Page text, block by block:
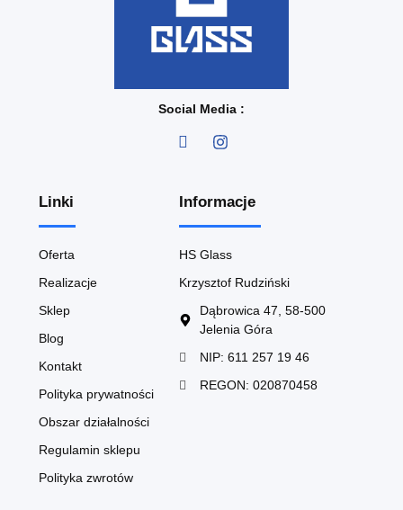
Social Media :
Linki
Oferta
Realizacje
Sklep
Blog
Kontakt
Polityka prywatności
Obszar działalności
Regulamin sklepu
Polityka zwrotów
Informacje
HS Glass
Krzysztof Rudziński
Dąbrowica 47, 58-500
Jelenia Góra
NIP: 611 257 19 46
REGON: 020870458